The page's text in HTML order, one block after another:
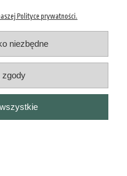
Polityce prywatności.
niezbędne
zgody